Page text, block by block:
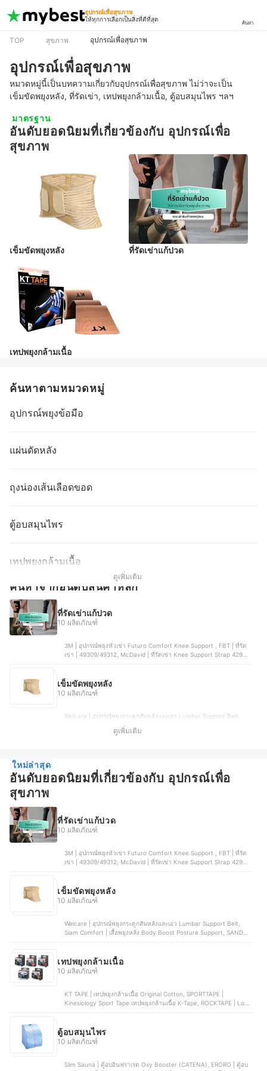
อุปกรณ์เพื่อสุขภาพ
ให้ทุกการเลือกเป็นสิ่งที่ดีที่สุด
ค้นหา
TOP สุขภาพ อุปกรณ์เพื่อสุขภาพ
อุปกรณ์เพื่อสุขภาพ
หมวดหมู่นี้เป็นบทความเกี่ยวกับอุปกรณ์เพื่อสุขภาพ ไม่ว่าจะเป็น
เข็มขัดพยุงหลัง, ที่รัดเข่า, เทปพยุงกล้ามเนื้อ, ตู้อบสมุนไพร ฯลฯ
มาตรฐาน
อันดับยอดนิยมที่เกี่ยวข้องกับ อุปกรณ์เพื่อ
สุขภาพ
เข็มขัดพยุงหลัง ที่รัดเข่าแก้ปวด
เทปพยุงกล้ามเนื้อ
ค้นหาตามหมวดหมู่
อุปกรณ์พยุงข้อมือ
แผ่นดัดหลัง
ถุงน่องเส้นเลือดขอด
ตู้อบสมุนไพร
เทปพยุงกล้ามเนื้อ
ดูเพิ่มเติม
ค้นหาจากอันดับสินค้าหลัก
ที่รัดเข่าแก้ปวด
10 ผลิตภัณฑ์
3M | อุปกรณ์พยุงหัวเข่า Futuro Comfort Knee Support , FBT | ที่รัด
เข่า | 49309/49312, McDavid | ที่รัดเข่า Knee Support Strap 429X
เข็มขัดพยุงหลัง
10 ผลิตภัณฑ์
Welcare | อุปกรณ์พยุงกระดูกสันหลังและเอว Lumbar Support Belt,
Siam Comfort | เสื้อพยุงหลัง Body Boost Posture Support, SANDEE
HEALTHCARE | เข็มขัดพยุงหลังทางการแพทย์ รุ่น LS Support, Elnova |
ดูเพิ่มเติม
ใหม่ล่าสุด
อันดับยอดนิยมที่เกี่ยวข้องกับ อุปกรณ์เพื่อ
สุขภาพ
ที่รัดเข่าแก้ปวด
10 ผลิตภัณฑ์
3M | อุปกรณ์พยุงหัวเข่า Futuro Comfort Knee Support , FBT | ที่รัด
เข่า | 49309/49312, McDavid | ที่รัดเข่า Knee Support Strap 429X
เข็มขัดพยุงหลัง
10 ผลิตภัณฑ์
Welcare | อุปกรณ์พยุงกระดูกสันหลังและเอว Lumbar Support Belt,
Siam Comfort | เสื้อพยุงหลัง Body Boost Posture Support, SANDEE
เทปพยุงกล้ามเนื้อ
10 ผลิตภัณฑ์
KT TAPE | เทปพยุงกล้ามเนื้อ Original Cotton, SPORTTAPE |
Kinesiology Sport Tape เทปพยุงกล้ามเนื้อ K-Tape, ROCKTAPE | Logo
ตู้อบสมุนไพร
10 ผลิตภัณฑ์
Slim Sauna | ตู้อบอินฟราเรด Oxy Booster (CATENA), ERORO | ตู้อบ